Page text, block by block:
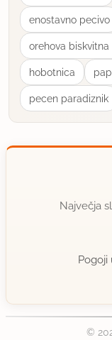
enostavno pecivo
orehova biskvitna
hobotnica
pecen paradiznik
Največja
Pogoji
©